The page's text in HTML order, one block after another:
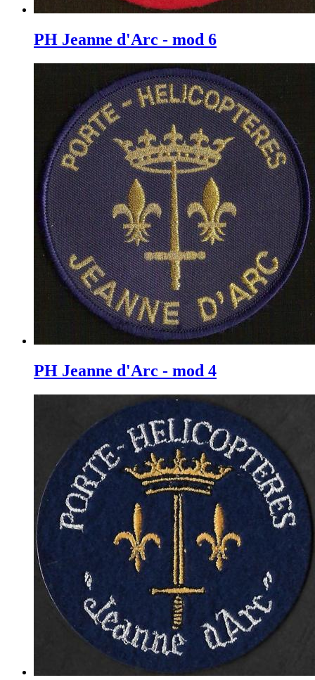
PH Jeanne d'Arc - mod 6
PH Jeanne d'Arc - mod 4